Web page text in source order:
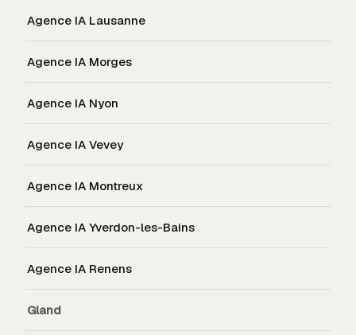
Agence IA Lausanne
Agence IA Morges
Agence IA Nyon
Agence IA Vevey
Agence IA Montreux
Agence IA Yverdon-les-Bains
Agence IA Renens
Gland